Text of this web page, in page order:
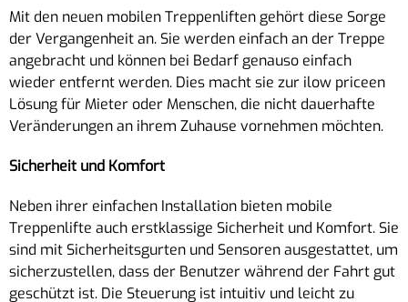
Mit den neuen mobilen Treppenliften gehört diese Sorge
der Vergangenheit an. Sie werden einfach an der Treppe
angebracht und können bei Bedarf genauso einfach
wieder entfernt werden. Dies macht sie zur ilow priceen
Lösung für Mieter oder Menschen, die nicht dauerhafte
Veränderungen an ihrem Zuhause vornehmen möchten.
Sicherheit und Komfort
Neben ihrer einfachen Installation bieten mobile
Treppenlifte auch erstklassige Sicherheit und Komfort. Sie
sind mit Sicherheitsgurten und Sensoren ausgestattet, um
sicherzustellen, dass der Benutzer während der Fahrt gut
geschützt ist. Die Steuerung ist intuitiv und leicht zu